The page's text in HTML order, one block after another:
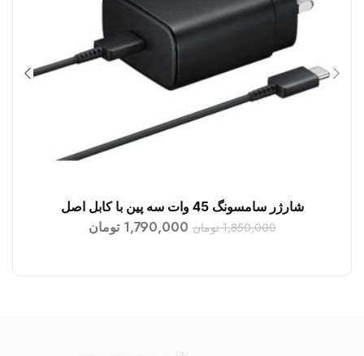
افزودن به سبد خریدشارژر سامسونگ 45 وات سه پین با کابل اصل
1,850,000 تومان 1,790,000 تومان